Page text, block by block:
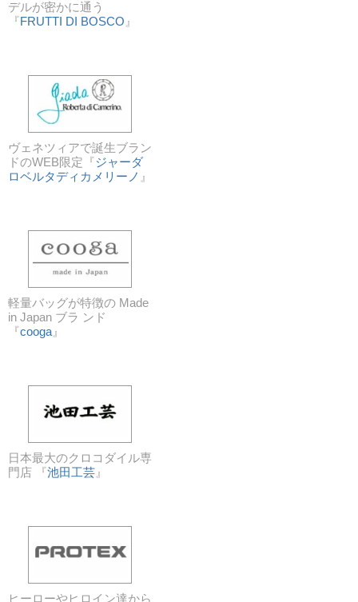
デルが密かに通う
『FRUTTI DI BOSCO 』
ヴェネツィアで誕生ブラン
ドのWEB限定『ジャーダ
ロベルタディカメリーノ 』
軽量バッグが特徴の Made
in Japan ブラ ンド
『cooga 』
日本最大のクロコダイル専
門店 『池田工芸 』
ヒーローやヒロイン達から